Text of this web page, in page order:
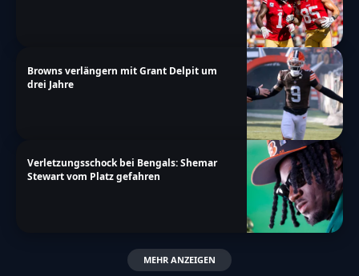
Browns verlängern mit Grant Delpit um
drei Jahre
Verletzungsschock bei Bengals: Shemar
Stewart vom Platz gefahren
MEHR ANZEIGEN